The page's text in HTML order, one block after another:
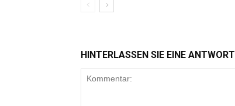
HINTERLASSEN SIE EINE ANTWORT